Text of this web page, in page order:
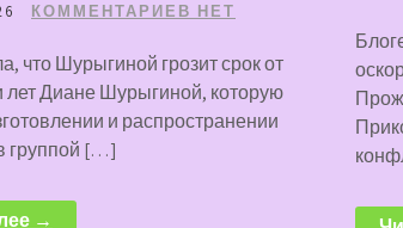
КОММЕНТАРИЕВ НЕТ
что Шурыгиной грозит срок от
лет Диане Шурыгиной, которую
и распространении
группой […]
→